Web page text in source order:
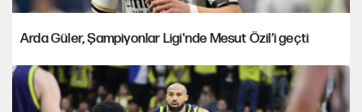
Arda Güler, Şampiyonlar Ligi'nde Mesut Özil’i geçti